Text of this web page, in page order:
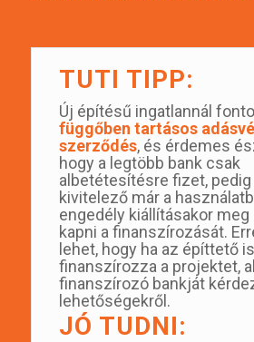
TUTI TIPP:
Új építésű ingatlannál
függőben tartásos
szerződés, és érdemes
hogy a legtöbb bank csak
albetétesítésre fizet, pedig
kivitelező már a
engedély kiállításakor
kapni a finanszírozását.
lehet, hogy ha az építtető is
finanszírozza a projektet,
finanszírozó bankját
lehetőségekről.
JÓ TUDNI: